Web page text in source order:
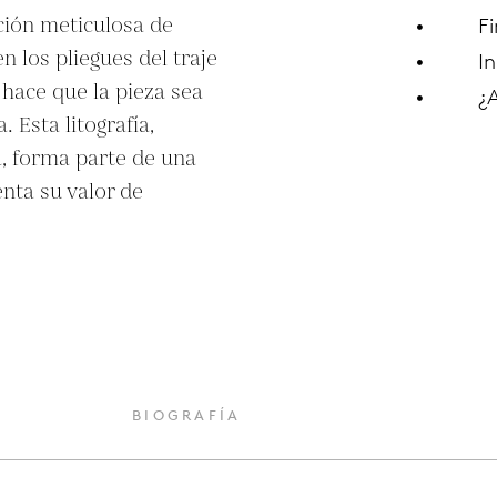
meticulosa de
los pliegues del traje
que la pieza sea
Esta litografía,
forma parte de una
su valor de
BIOGRAFÍA